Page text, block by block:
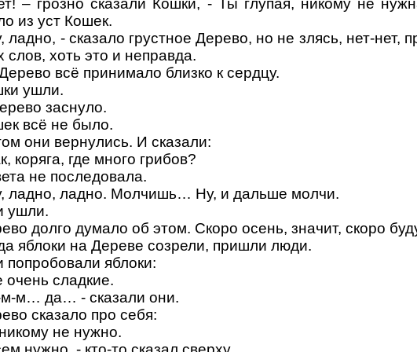
– грозно сказали Кошки, - Ты глупая, никому не
из уст Кошек.
ладно, - сказало грустное Дерево, но не злясь, нет-нет,
слов, хоть это и неправда.
всё принимало близко к сердцу.
ушли.
заснуло.
всё не было.
они вернулись. И сказали:
коряга, где много грибов?
не последовала.
ладно, ладно. Молчишь… Ну, и дальше молчи.
ушли.
долго думало об этом. Скоро осень, значит, скоро
яблоки на Дереве созрели, пришли люди.
попробовали яблоки:
очень сладкие.
м… да… - сказали они.
сказало про себя:
не нужно.